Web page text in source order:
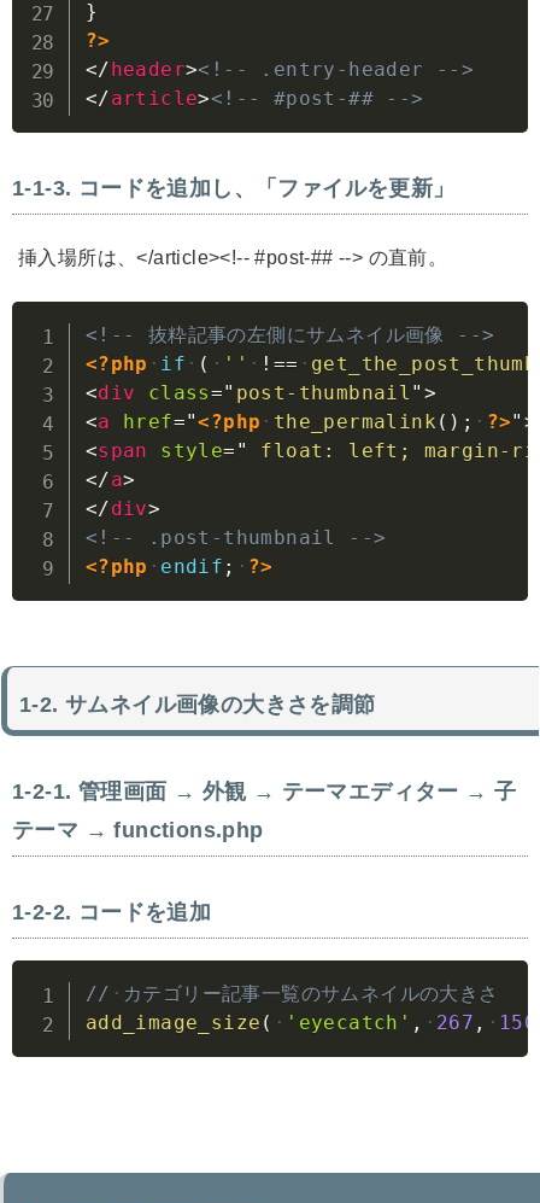
}
?>
</header><!-- .entry-header -->
</article><!-- #post-## -->
コードを追加し、「ファイルを更新」
挿入場所は、</article><!-- #post-## --> の直前。
<!-- 抜粋記事の左側にサムネイル画像 -->
<?php
if ( '' !==
<div class=" post-thumbnail " >
<a href="<?php the_permalink ( ) ; ?>" >
<span style= "
float: left; margin-
</a>
</div>
<!-- .post-thumbnail -->
<?php
endif ; ?>
Copy
サムネイル画像の大きさを調節
管理画面 → 外観 → テーマエディター → 子
テーマ → functions.php
コードを追加
//
カテゴリー記事一覧のサムネイルの大きさ
add_image_size ( 'eyecatch' , 267 , 150
Copy